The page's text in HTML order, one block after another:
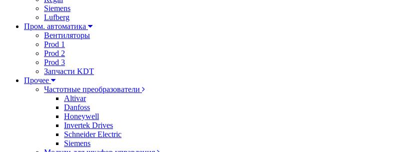
Siemens
Lufberg
Пром. автоматика
Вентиляторы
Prod 1
Prod 2
Prod 3
Запчасти KDT
Прочее
Частотные преобразователи
Altivar
Danfoss
Honeywell
Invertek Drives
Schneider Electric
Siemens